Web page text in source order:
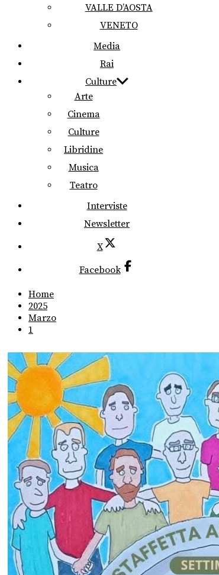
VALLE D’AOSTA
VENETO
Media
Rai
Culture
Arte
Cinema
Culture
Libridine
Musica
Teatro
Interviste
Newsletter
X
Facebook
Home
2025
Marzo
1